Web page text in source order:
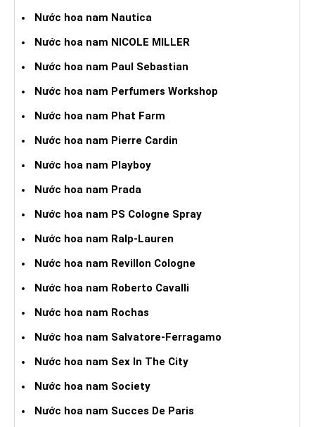
Nước hoa nam Nautica
Nước hoa nam NICOLE MILLER
Nước hoa nam Paul Sebastian
Nước hoa nam Perfumers Workshop
Nước hoa nam Phat Farm
Nước hoa nam Pierre Cardin
Nước hoa nam Playboy
Nước hoa nam Prada
Nước hoa nam PS Cologne Spray
Nước hoa nam Ralp-Lauren
Nước hoa nam Revillon Cologne
Nước hoa nam Roberto Cavalli
Nước hoa nam Rochas
Nước hoa nam Salvatore-Ferragamo
Nước hoa nam Sex In The City
Nước hoa nam Society
Nước hoa nam Succes De Paris